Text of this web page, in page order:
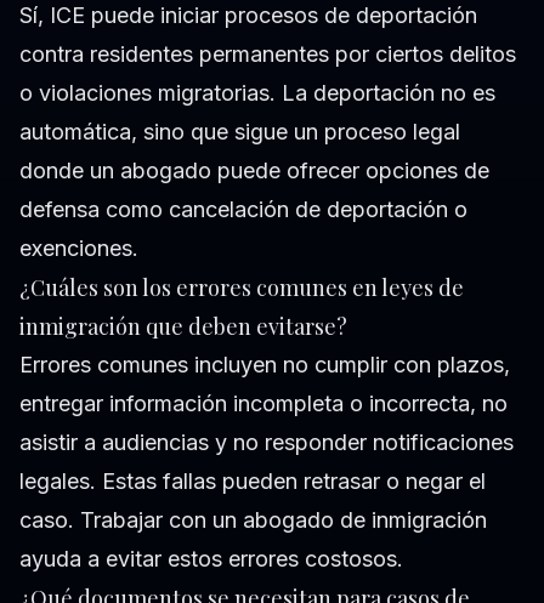
Sí, ICE puede iniciar procesos de deportación
contra residentes permanentes por ciertos delitos
o violaciones migratorias. La deportación no es
automática, sino que sigue un proceso legal
donde un abogado puede ofrecer opciones de
defensa como cancelación de deportación o
exenciones.
¿Cuáles son los errores comunes en leyes de
inmigración que deben evitarse?
Errores comunes incluyen no cumplir con plazos,
entregar información incompleta o incorrecta, no
asistir a audiencias y no responder notificaciones
legales. Estas fallas pueden retrasar o negar el
caso. Trabajar con un abogado de inmigración
ayuda a evitar estos errores costosos.